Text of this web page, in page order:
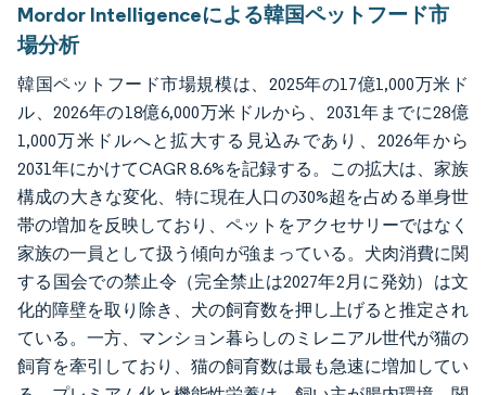
Mordor Intelligenceによる韓国ペットフード市
場分析
韓国ペットフード市場規模は、2025年の17億1,000万米ド
ル、2026年の18億6,000万米ドルから、2031年までに28億
1,000万米ドルへと拡大する見込みであり、2026年から
2031年にかけてCAGR 8.6%を記録する。この拡大は、家族
構成の大きな変化、特に現在人口の30%超を占める単身世
帯の増加を反映しており、ペットをアクセサリーではなく
家族の一員として扱う傾向が強まっている。犬肉消費に関
する国会での禁止令（完全禁止は2027年2月に発効）は文
化的障壁を取り除き、犬の飼育数を押し上げると推定され
ている。一方、マンション暮らしのミレニアル世代が猫の
飼育を牽引しており、猫の飼育数は最も急速に増加してい